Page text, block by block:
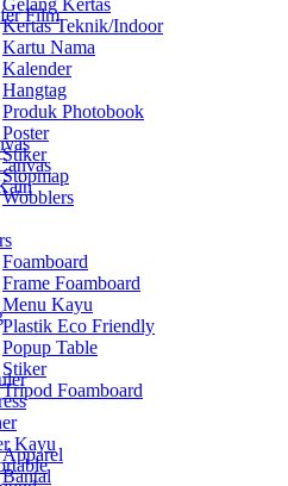
Gelang Kertas
Kertas Teknik/Indoor
Kartu Nama
Kalender
Hangtag
Produk Photobook
Poster
Stiker
Stopmap
Wobblers
Foamboard
Frame Foamboard
Menu Kayu
Plastik Eco Friendly
Popup Table
Stiker
Tripod Foamboard
Apparel
Bantal
Film
Kayu